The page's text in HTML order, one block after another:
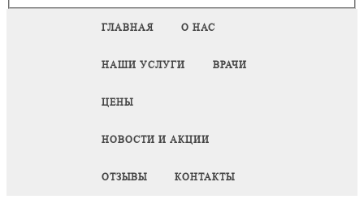
ГЛАВНАЯ О НАС
НАШИ УСЛУГИ ВРАЧИ
ЦЕНЫ
НОВОСТИ И АКЦИИ
ОТЗЫВЫ КОНТАКТЫ